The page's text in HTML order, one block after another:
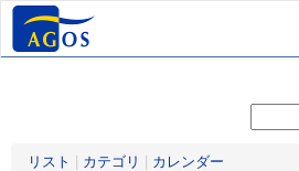
リスト カテゴリ カレンダー